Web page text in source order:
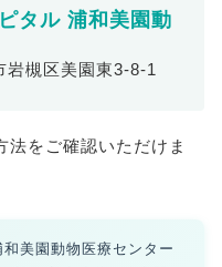
タル 浦和美園動
岩槻区美園東3-8-1
をご確認いただけま
美園動物医療センター